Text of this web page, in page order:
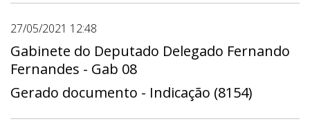
27/05/2021 12:48
Gabinete do Deputado Delegado Fernando
Fernandes - Gab 08
Gerado documento - Indicação (8154)